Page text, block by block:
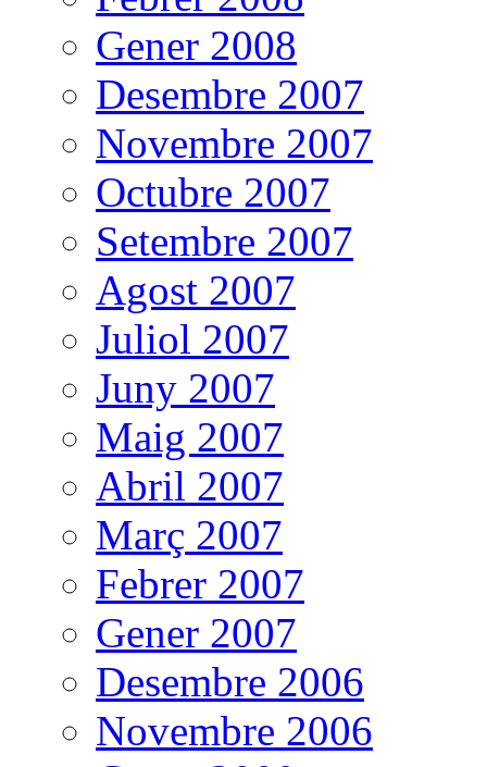
Gener 2008
Desembre 2007
Novembre 2007
Octubre 2007
Setembre 2007
Agost 2007
Juliol 2007
Juny 2007
Maig 2007
Abril 2007
Març 2007
Febrer 2007
Gener 2007
Desembre 2006
Novembre 2006